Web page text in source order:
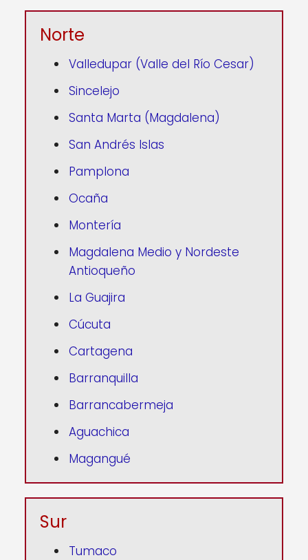
Norte
Valledupar (Valle del Río Cesar)
Sincelejo
Santa Marta (Magdalena)
San Andrés Islas
Pamplona
Ocaña
Montería
Magdalena Medio y Nordeste
Antioqueño
La Guajira
Cúcuta
Cartagena
Barranquilla
Barrancabermeja
Aguachica
Magangué
Sur
Tumaco